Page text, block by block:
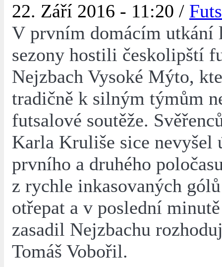
22. Září 2016 - 11:20 /
V prvním domácím utkání
sezony hostili českolipští
Nejzbach Vysoké Mýto,
tradičně k silným týmům
futsalové soutěže.
Karla Kruliše sice nevyšel
prvního a druhého
z rychle inkasovaných
otřepat a v poslední
zasadil Nejzbachu
Tomáš Vobořil.